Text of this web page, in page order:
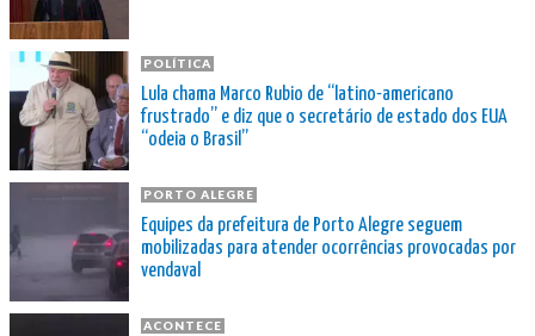
POLÍTICA
Lula chama Marco Rubio de “latino-americano
frustrado” e diz que o secretário de estado dos EUA
“odeia o Brasil”
PORTO ALEGRE
Equipes da prefeitura de Porto Alegre seguem
mobilizadas para atender ocorrências provocadas por
vendaval
ACONTECE